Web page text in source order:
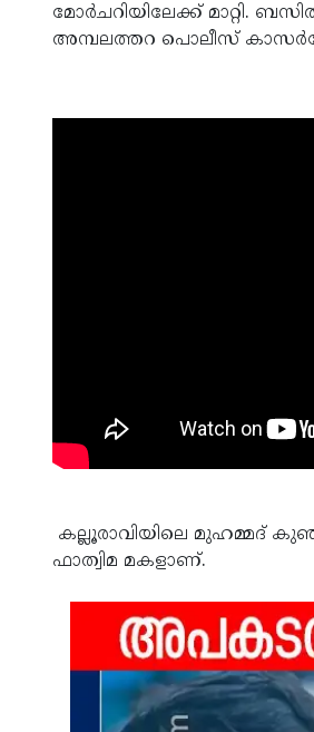
മോർചറിയിലേക്ക് മാറ്റി.
അമ്പലത്തറ പൊലീസ്
കല്ലൂരാവിയിലെ മുഹമ്മദ്
ഫാത്വിമ മകളാണ്.